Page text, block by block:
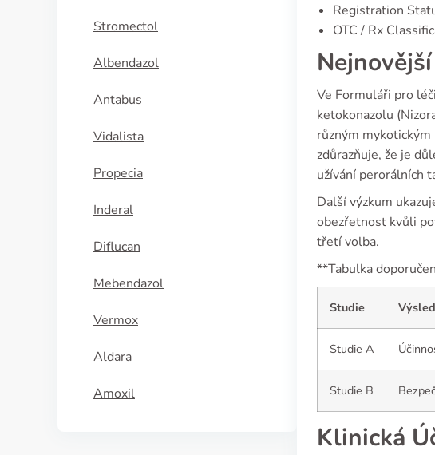
Stromectol
Albendazol
Antabus
Vidalista
Propecia
Inderal
Diflucan
Mebendazol
Vermox
Aldara
Amoxil
Registration
OTC / Rx
Ve Formuláři pro
ketokonazolu
různým
zdůrazňuje, že je
užívání perorálních
Další výzkum
obezřetnost kvůli
třetí volba.
**Tabulka
Studie
Studie A
Studie B
Klinická